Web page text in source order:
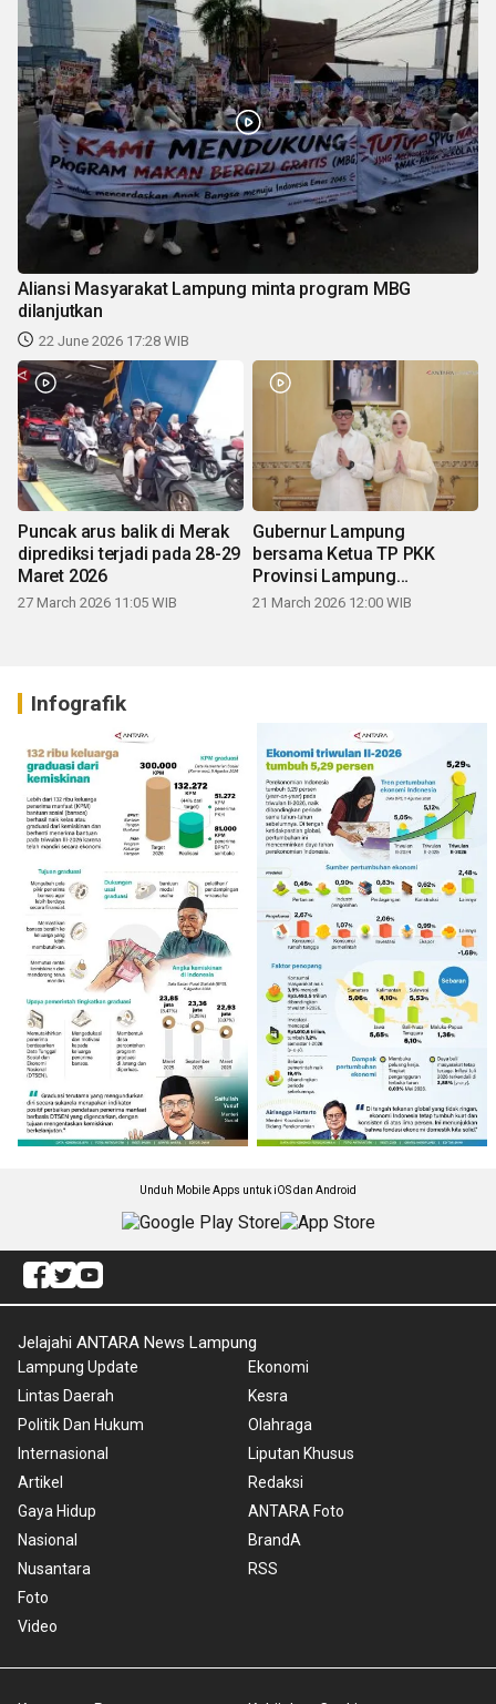
Aliansi Masyarakat Lampung minta program MBG
dilanjutkan
22 June 2026 17:28 WIB
Puncak arus balik di Merak
diprediksi terjadi pada 28-29
Maret 2026
27 March 2026 11:05 WIB
Gubernur Lampung
bersama Ketua TP PKK
Provinsi Lampung
mengucapkan Selamat Hari
21 March 2026 12:00 WIB
Infografik
Unduh Mobile Apps untuk iOS dan Android
Jelajahi ANTARA News Lampung
Lampung Update
Lintas Daerah
Politik Dan Hukum
Internasional
Artikel
Gaya Hidup
Nasional
Nusantara
Foto
Video
Ekonomi
Kesra
Olahraga
Liputan Khusus
Redaksi
ANTARA Foto
BrandA
RSS